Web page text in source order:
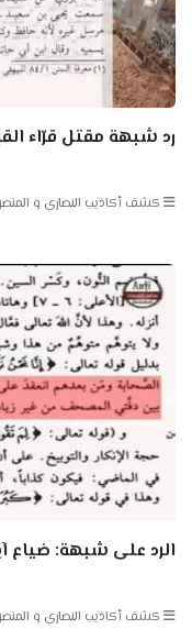
رد شبهة مقتل قرّاء
كشف أكاذيب النصارى و
الرد على شبهة: ضياع
كشف أكاذيب النصارى و